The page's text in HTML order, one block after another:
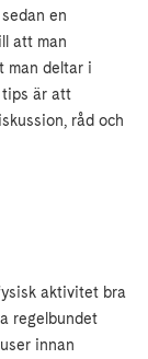
en
att man
man deltar i
tips är att
råd och
aktivitet bra
regelbundet
innan